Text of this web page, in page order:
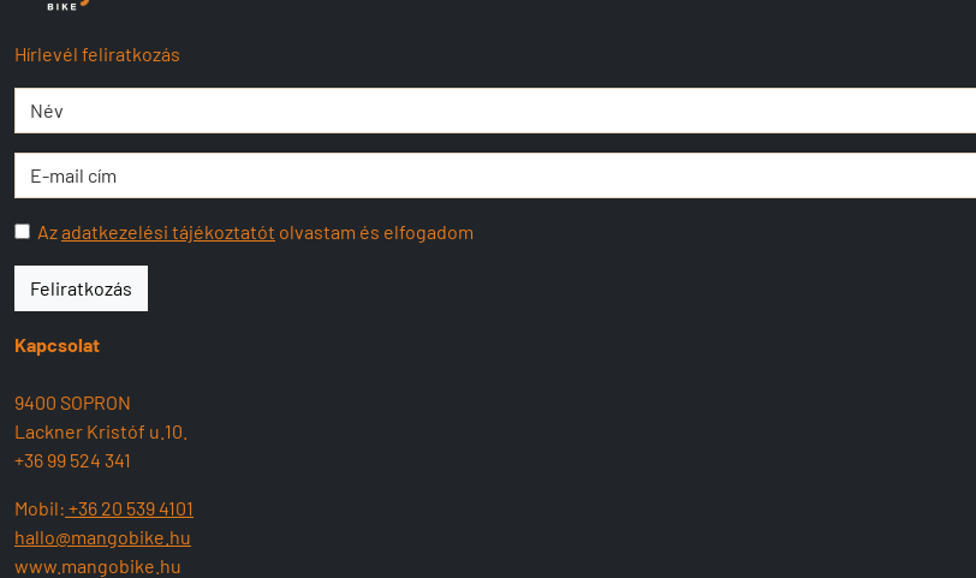
Hírlevél feliratkozás
Azadatkezelési tájékoztatót olvastam és elfogadom
Feliratkozás
Kapcsolat
9400 SOPRON
Lackner Kristóf u.10.
+36 99 524 341
Mobil: +36 20 539 4101
hallo@mangobike.hu
www.mangobike.hu